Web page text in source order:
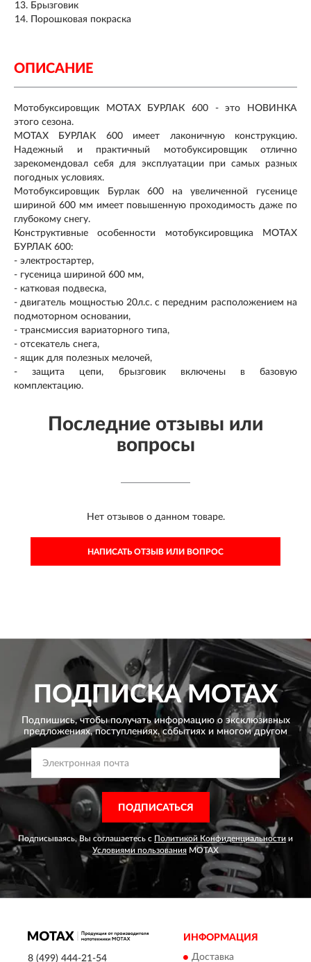
Брызговик
Порошковая покраска
ОПИСАНИЕ
Мотобуксировщик MOTAX БУРЛАК 600 - это НОВИНКА
этого сезона.
MOTAX БУРЛАК 600 имеет лаконичную конструкцию.
Надежный и практичный мотобуксировщик отлично
зарекомендовал себя для эксплуатации при самых разных
погодных условиях.
Мотобуксировщик Бурлак 600 на увеличенной гусенице
шириной 600 мм имеет повышенную проходимость даже по
глубокому снегу.
Конструктивные особенности мотобуксировщика MOTAX
БУРЛАК 600:
- электростартер,
- гусеница шириной 600 мм,
- катковая подвеска,
- двигатель мощностью 20л.с. с передним расположением на
подмоторном основании,
- трансмиссия вариаторного типа,
- отсекатель снега,
- ящик для полезных мелочей,
- защита цепи, брызговик включены в базовую
комплектацию.
Последние отзывы или
вопросы
Нет отзывов о данном товаре.
НАПИСАТЬ ОТЗЫВ ИЛИ ВОПРОС
ПОДПИСКАMOTAX
Подпишись, чтобы получать информацию о эксклюзивных
предложениях,поступлениях, событиях и многом другом
ПОДПИСАТЬСЯ
Подписываясь, Вы соглашаетесь с Политикой Конфиденциальности и
Условиями пользования MOTAX
8 (499) 444-21-54
ИНФОРМАЦИЯ
Доставка